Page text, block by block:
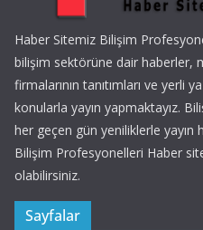
Haber Sitemiz Bilişim
bilişim sektörüne dair haberler,
firmalarının tanıtımları ve yerli
konularla yayın yapmaktayız.
her geçen gün yeniliklerle yayın
Bilişim Profesyonelleri Haber
olabilirsiniz.
Sayfalar